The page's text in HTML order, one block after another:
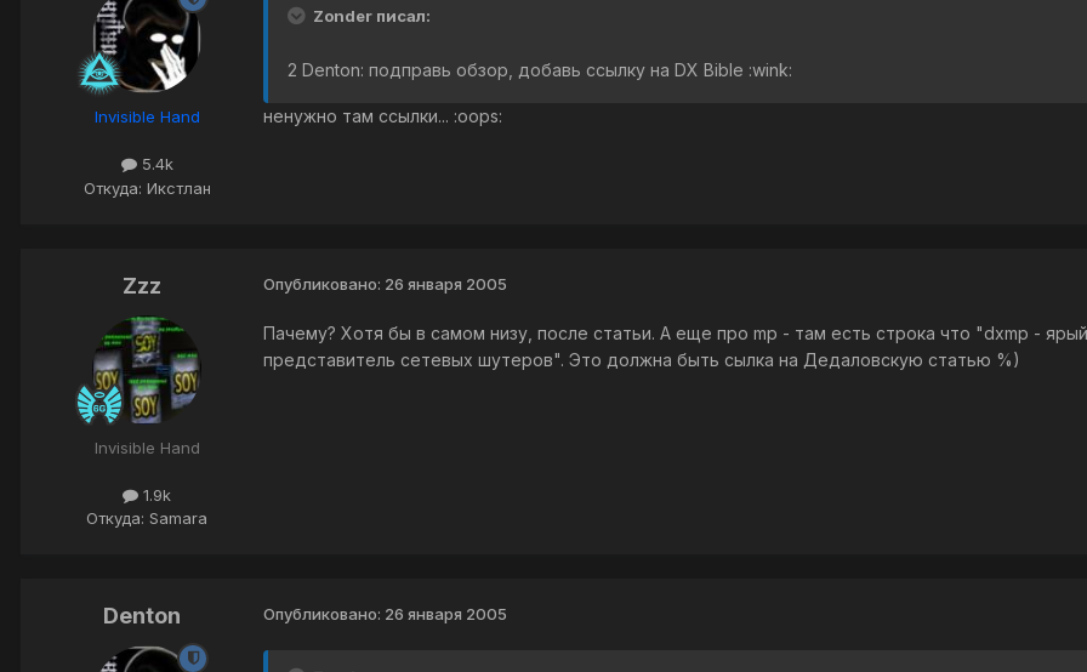
Invisible Hand
5.4k
Откуда: Икстлан
Zonder писал:
2 Denton: подправь обзор, добавь ссылку на DX Bible :wink:
ненужно там ссылки... :oops:
Zzz
Invisible Hand
1.9k
Откуда: Samara
Опубликовано: 26 января 2005
Пачему? Хотя бы в самом низу, после статьи. А еще про mp - там есть строка что "dxmp - ярый
представитель сетевых шутеров". Это должна быть сылка на Дедаловскую статью %)
Denton Опубликовано: 26 января 2005